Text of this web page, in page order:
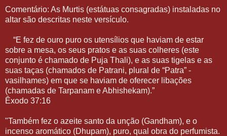
Comentário: As Murtis (estátuas consagradas) instaladas no
altar são descritas neste versículo.
“E fez de ouro puro os utensílios que haviam de estar
sobre a mesa, os seus pratos e as suas colheres (este
conjunto é chamado de Puja Thali), e as suas tigelas e as
suas taças (chamados de Patrani, plural de “Patra” -
vasilhames) em que se haviam de oferecer libações
(chamadas de Tarpanam e Abhishekam).”
Êxodo 37:16
"Também fez o azeite santo da unção (Gandham), e o
incenso aromático (Dhupam), puro, qual obra do perfumista.